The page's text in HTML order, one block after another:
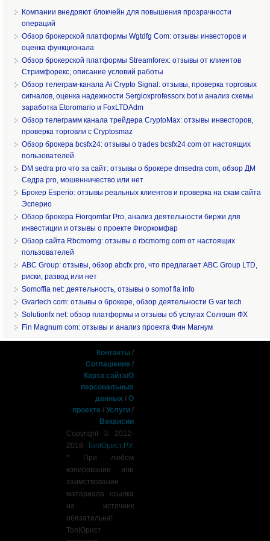
Компании внедряют блокчейн для повышения прозрачности
операций
Обзор брокерской платформы Wgtdfg Com: отзывы инвесторов и
оценка функционала
Обзор брокерской платформы Streamforex: отзывы от клиентов
Стримфорекс, описание условий работы
Обзор телеграм-канала Ai Crypto Signal: отзывы, проверка торговых
сигналов, оценка надежности Sergioxprofessorx bot и анализ схемы
заработка Etoromario и FoxLTDAdm
Обзор телеграмм канала трейдера CryptoMax: отзывы инвесторов,
проверка торговли с Cryptosmaz
Обзор брокера bcsfx24: отзывы о trades bcsfx24 com от настоящих
пользователей
DM sedra pro что за сайт: отзывы о брокере dmsedra com, обзор ДМ
Седра pro, мошенничество или нет
Брокер Esperio: отзывы реальных клиентов и проверка на скам сайта
Эсперио
Обзор брокера Fiorqomfar Pro, анализ деятельности биржи для
инвестиции и отзывы о проекте Фиоркомфар
Обзор сайта Rbcmorng: отзывы о rbcmorng com от настоящих
пользователей
ABC Group: отзывы, обзор abcfx pro, что предлагает ABC Group LTD,
риски, развод или нет
Somoffia net: деятельность, отзывы о somof fia info
Gvartech com: отзывы о брокере, обзор деятельности G var tech
Solutionfx net: обзор платформы и отзывы об услугах Солюшн ФХ
Fin Magnum com: отзывы и анализ проекта Фин Магнум
Контакты /
Соглашение /
Карта сайта/О
персональных
данных /О
проекте /Услуги /
Вакансии
Copyright © 2012-
2018,ТопЮрист.РУ.
* При любом
копировании или
заимствовании
материала ссылка
на источник
обязательна!
ТопЮрист